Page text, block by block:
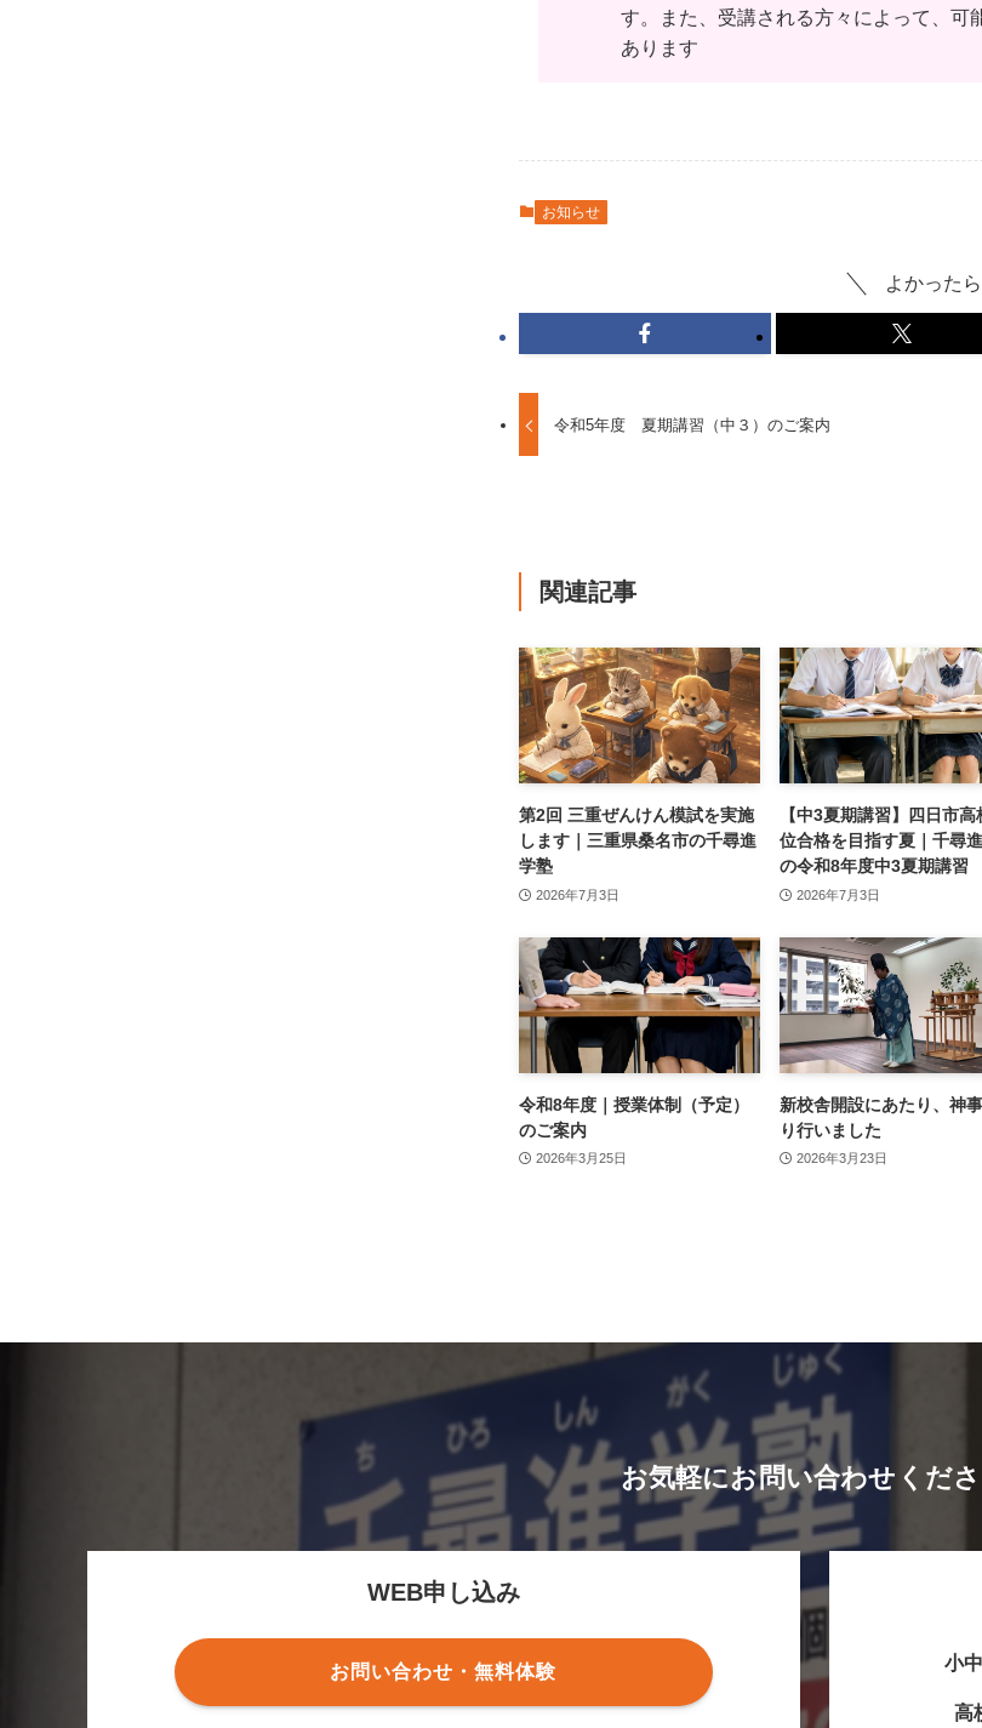
す。また、受講される方々によって、可
あります
お知らせ
よかった
令和5年度 夏期講習（中３）のご案内
関連記事
第2回 三重ぜんけん模試を実施
します｜三重県桑名市の千尋進
学塾
2026年7月3日
【中3夏期講習】四日市高
位合格を目指す夏｜千尋
の令和8年度中3夏期講習
2026年7月3日
令和8年度｜授業体制（予定）
のご案内
2026年3月25日
新校舎開設にあたり、神
り行いました
2026年3月23日
お気軽にお問い合わせくだ
WEB申し込み
お問い合わせ・無料体験 小
高